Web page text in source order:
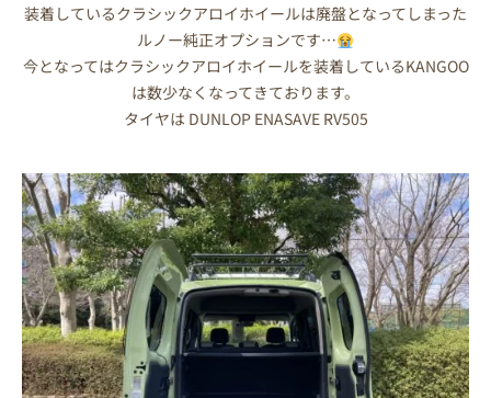
装着しているクラシックアロイホイールは廃盤となってしまった
ルノー純正オプションです…
今となってはクラシックアロイホイールを装着しているKANGOO
は数少なくなってきております。
タイヤは DUNLOP ENASAVE RV505